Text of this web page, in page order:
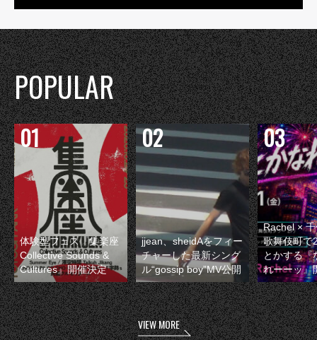
POPULAR
体験型フェス『集楽座
Collective Sounds &
Cultures』開催決定
jjean、sheidAをフィー
チャーした最新シング
ル“gossip boy”MV公開
Rachel ×
歌舞伎町で
とかする『
れーーッ』
VIEW MORE